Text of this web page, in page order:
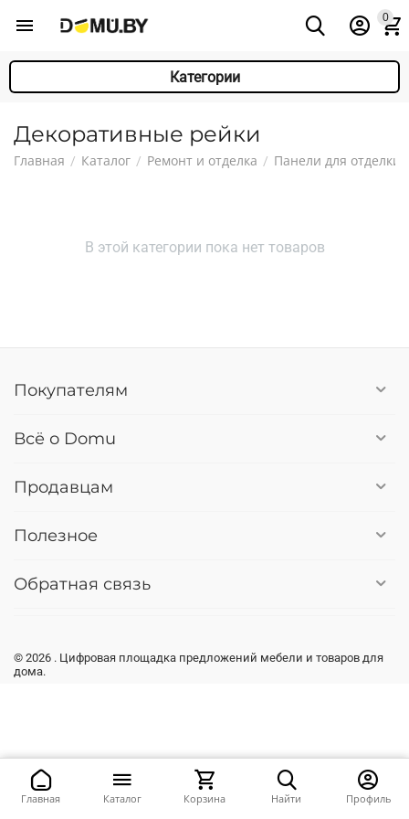
0
Категории
Декоративные рейки
Главная / Каталог / Ремонт и отделка / Панели для
В этой категории пока нет товаров
Покупателям
Всё о Domu
Продавцам
Полезное
Обратная связь
© 2026 . Цифровая площадка предложений мебели и товаров для
дома.
Главная Каталог Найти
Корзина Профиль